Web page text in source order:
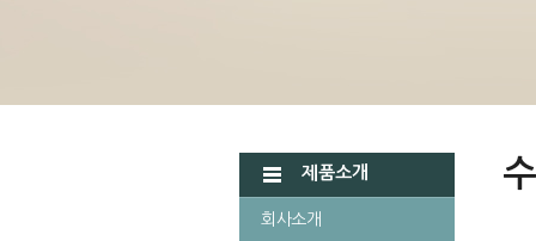
제품소개
회사소개